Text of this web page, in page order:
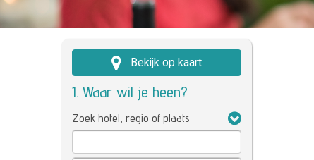
Bekijk op kaart
1. Waar wil je heen?
Zoek hotel, regio of plaats